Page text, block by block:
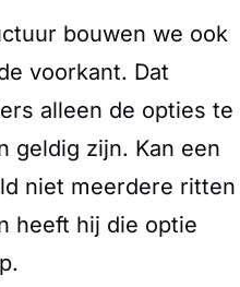
bouwen we ook
voorkant. Dat
alleen de opties te
geldig zijn. Kan een
niet meerdere ritten
heeft hij die optie